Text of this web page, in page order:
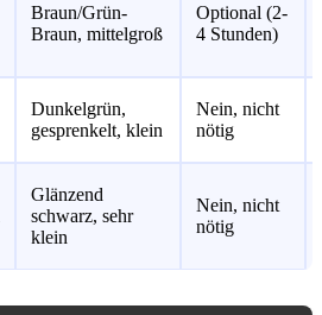
Braun/Grün-
Braun, mittelgroß
Optional (2-
4 Stunden)
Dunkelgrün,
gesprenkelt, klein
Nein, nicht
nötig
Glänzend
schwarz, sehr
klein
Nein, nicht
nötig